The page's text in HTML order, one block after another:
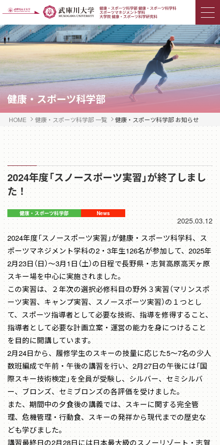
健康・スポーツ科学部
HOME 健康・スポーツ科学部 一覧 健康・スポーツ科学部 お知らせ
2024年度「スノースポーツ実習」が終了しまし
た！
2025.03.12
2024年度「スノースポーツ実習」が健康・スポーツ科学科、ス
ポーツマネジメント学科の2・3年生126名が参加して、2025年
2月23日（日）～3月1日（土）の日程で長野県・志賀高原高天ヶ原
スキー場を中心に実施されました。
この実習は、２年次の選択必修科目の野外３実習（マリンスポ
ーツ実習、キャンプ実習、スノースポーツ実習）の１つとし
て、スポーツ指導者として必要な技術、指導を修得すること、
指導者として必要な計画立案・運営の能力を身につけること
を目的に開講しています。
2月24日から、履修学生のスキーの技量に応じた5～7名の少人
数班編成で午前・午後の講習を行い、2月27日の午後には「国
際スキー技術検定」を全員が受験し、シルバー、セミシルバ
ー、ブロンズ、セミブロンズの各評価を受けました。
また、期間中の夕食後の講義では、スキーに関する完全管
理、危機管理・行動食、スキーの発祥から現代までの歴史な
ども学びました。
講習最終日の2月28日には日本最大級のスノーリゾート・志賀